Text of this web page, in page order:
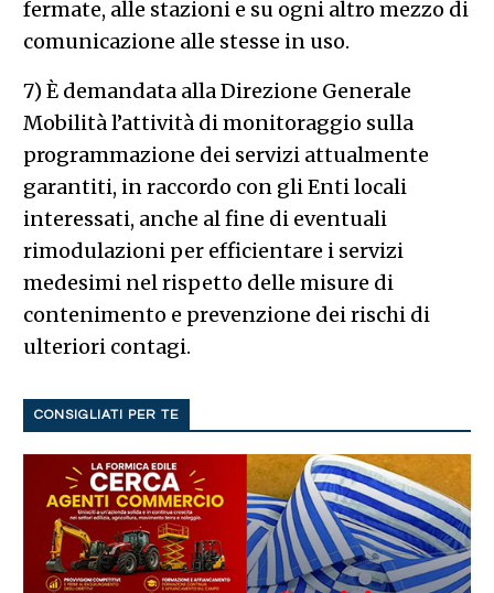
fermate, alle stazioni e su ogni altro mezzo di
comunicazione alle stesse in uso.
7) È demandata alla Direzione Generale
Mobilità l’attività di monitoraggio sulla
programmazione dei servizi attualmente
garantiti, in raccordo con gli Enti locali
interessati, anche al fine di eventuali
rimodulazioni per efficientare i servizi
medesimi nel rispetto delle misure di
contenimento e prevenzione dei rischi di
ulteriori contagi.
CONSIGLIATI PER TE